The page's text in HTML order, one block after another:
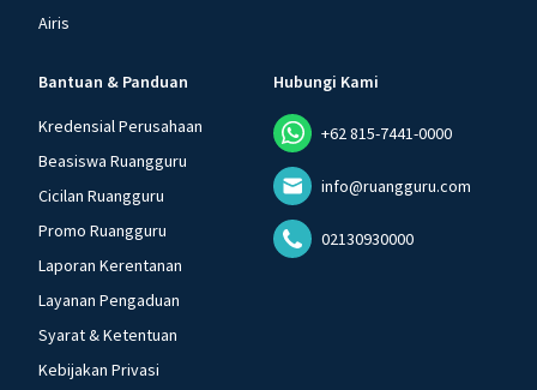
Airis
Bantuan & Panduan
Kredensial Perusahaan
Beasiswa Ruangguru
Cicilan Ruangguru
Promo Ruangguru
Laporan Kerentanan
Layanan Pengaduan
Syarat & Ketentuan
Kebijakan Privasi
Hubungi Kami
+62 815-7441-0000
info@ruangguru.com
02130930000